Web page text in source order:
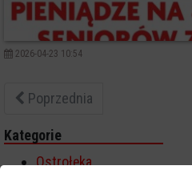
2026-04-23 10:54
Poprzednia
Kategorie
Ostrołęka